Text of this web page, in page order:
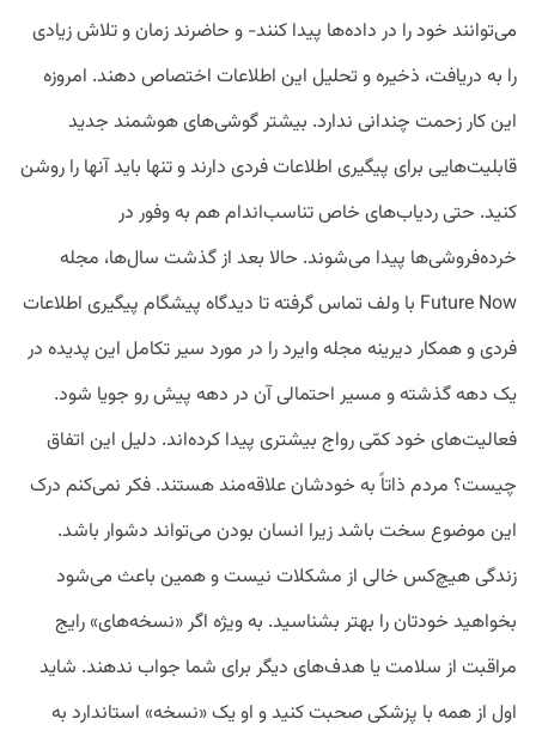
می‌توانند خود را در داده‌ها پیدا کنند- و حاضرند زمان و تلاش زیادی
را به دریافت، ذخیره و تحلیل این اطلاعات اختصاص دهند. امروزه
این کار زحمت چندانی ندارد. بیشتر گوشی‌های هوشمند جدید
قابلیت‌هایی برای پیگیری اطلاعات فردی دارند و تنها باید آنها را روشن
کنید. حتی ردیاب‌های خاص تناسب‌اندام هم به وفور در
خرده‌فروشی‌ها پیدا می‌شوند. حالا بعد از گذشت سال‌ها،‌ مجله
Future Now با ولف تماس گرفته تا دیدگاه پیشگام پیگیری اطلاعات
فردی و همکار دیرینه مجله وایرد را در مورد سیر تکامل این پدیده در
یک دهه گذشته و مسیر احتمالی آن در دهه پیش رو جویا شود.
فعالیت‌های خود کمّی رواج بیشتری پیدا کرده‌اند. دلیل این اتفاق
چیست؟ مردم ذاتاً به خودشان علاقه‌مند هستند. فکر نمی‌کنم درک
این موضوع سخت باشد زیرا انسان بودن می‌تواند دشوار باشد.
زندگی هیچ‌کس خالی از مشکلات نیست و همین باعث می‌شود
بخواهید خودتان را بهتر بشناسید. به ویژه اگر «نسخه‌های» رایج
مراقبت از سلامت یا هدف‌های دیگر برای شما جواب ندهند. شاید
اول از همه با پزشکی صحبت کنید و او یک «نسخه» استاندارد به